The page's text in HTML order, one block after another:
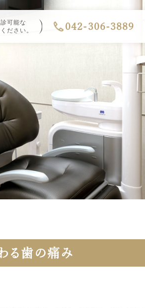
可能な
ださい。
042-306-3889
る歯の痛み